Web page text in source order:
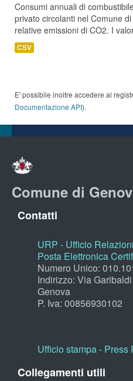
Consumi annuali di
privato circolanti nel Comune
relative emissioni di CO2. I
CSV
E' possibile inoltre accedere al
Documentazione API).
Comune di
Contatti
URP - Ufficio
Posta Elettronica
Numero Unico:
Indirizzo: Via
Genova
P. Iva: 00856930102
Ufficio stampa - Press
Collegamenti utili